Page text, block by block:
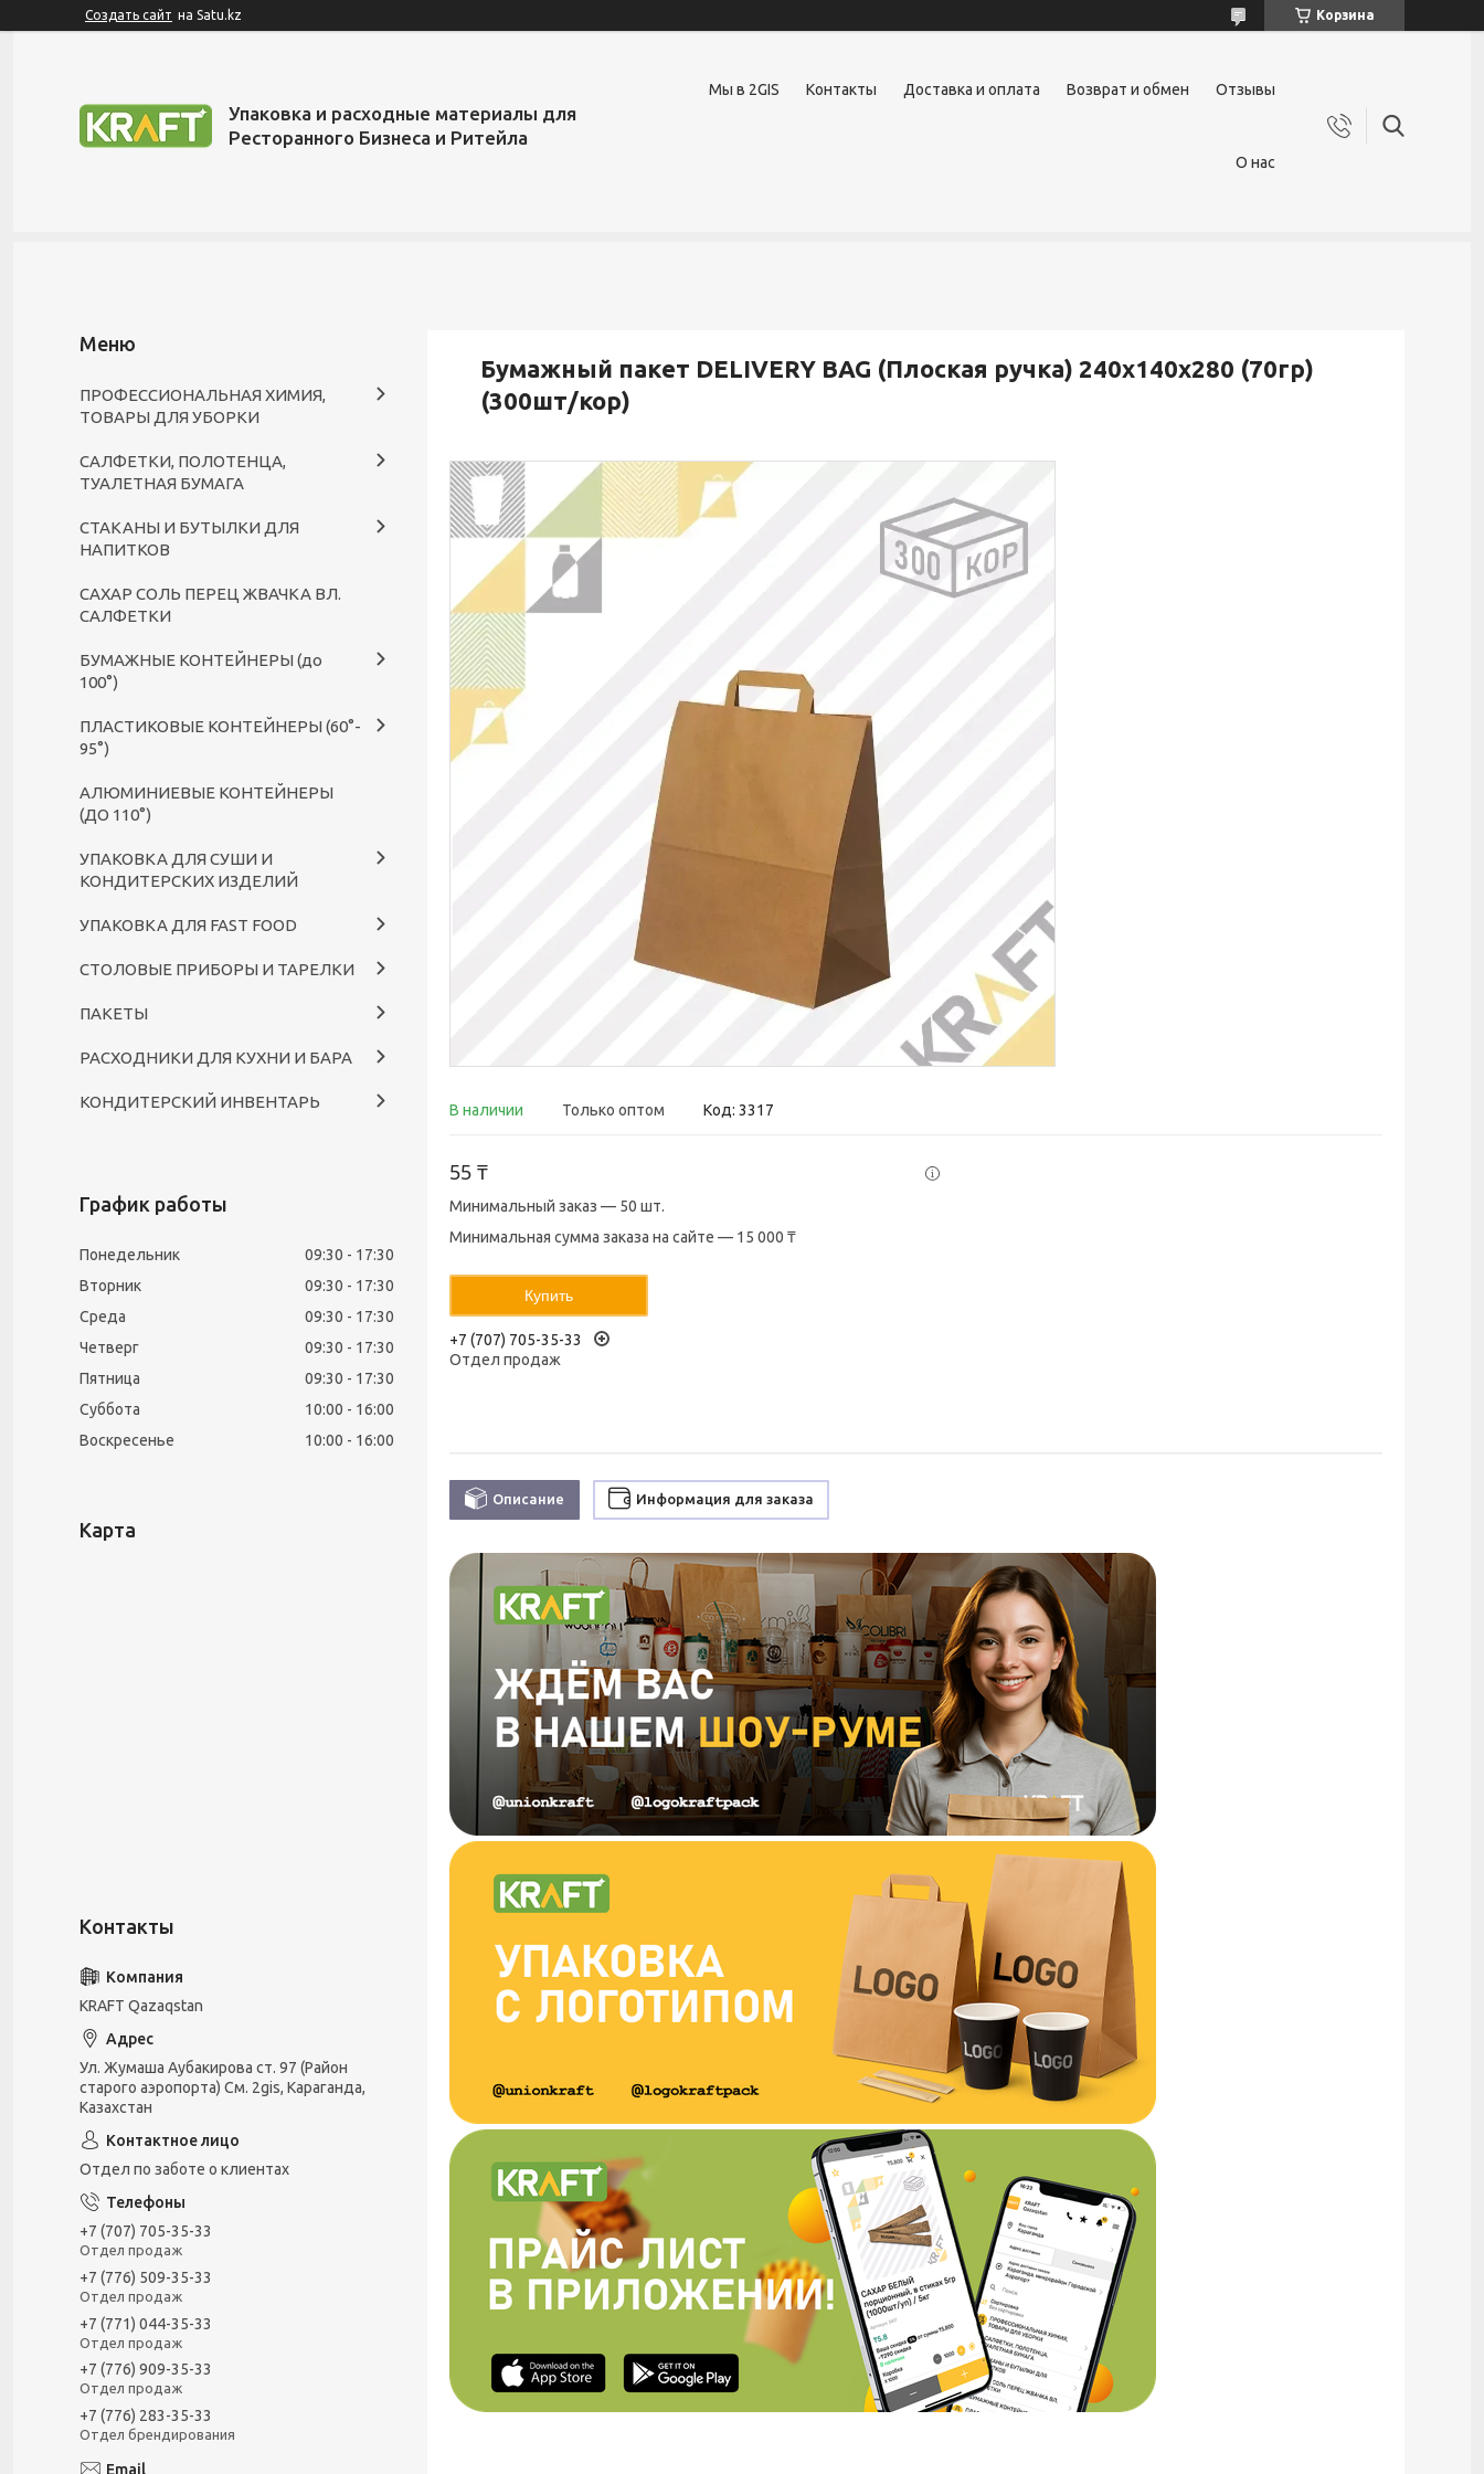
Создать сайт на Satu.kz Корзина
Упаковка и расходные материалы для
Ресторанного Бизнеса и Ритейла
Мы в 2GIS Контакты Доставка и оплата Возврат и обмен Отзывы
О нас
Бумажный пакет DELIVERY BAG (Плоская ручка) 240х140х280 (70гр)
(300шт/кор)
В наличии Только оптом Код: 3317
55 ₸
Минимальный заказ — 50 шт.
Минимальная сумма заказа на сайте — 15 000 ₸
Купить
+7 (707) 705-35-33
Отдел продаж
Описание Информация для заказа
ПРОФЕССИОНАЛЬНАЯ ХИМИЯ,
ТОВАРЫ ДЛЯ УБОРКИ
САЛФЕТКИ, ПОЛОТЕНЦА,
ТУАЛЕТНАЯ БУМАГА
СТАКАНЫ И БУТЫЛКИ ДЛЯ
НАПИТКОВ
САХАР СОЛЬ ПЕРЕЦ ЖВАЧКА ВЛ.
САЛФЕТКИ
БУМАЖНЫЕ КОНТЕЙНЕРЫ (до
100°)
ПЛАСТИКОВЫЕ КОНТЕЙНЕРЫ (60°-
95°)
АЛЮМИНИЕВЫЕ КОНТЕЙНЕРЫ
(ДО 110°)
УПАКОВКА ДЛЯ СУШИ И
КОНДИТЕРСКИХ ИЗДЕЛИЙ
УПАКОВКА ДЛЯ FAST FOOD
СТОЛОВЫЕ ПРИБОРЫ И ТАРЕЛКИ
ПАКЕТЫ
РАСХОДНИКИ ДЛЯ КУХНИ И БАРА
КОНДИТЕРСКИЙ ИНВЕНТАРЬ
График работы
Понедельник 09:30
17:30
Вторник
09:30
17:30
Среда
09:30
17:30
Четверг
09:30
17:30
Пятница
09:30
17:30
Суббота
10:00
16:00
Воскресенье
10:00 16:00
Карта
KRAFT Qazaqstan
Ул. Жумаша Аубакирова ст. 97 (Район
старого аэропорта) См. 2gis, Караганда,
Казахстан
Отдел по заботе о клиентах
+7 (707) 705-35-33
Отдел продаж
+7 (776) 509-35-33
Отдел продаж
+7 (771) 044-35-33
Отдел продаж
+7 (776) 909-35-33
Отдел продаж
+7 (776) 283-35-33
Отдел брендирования